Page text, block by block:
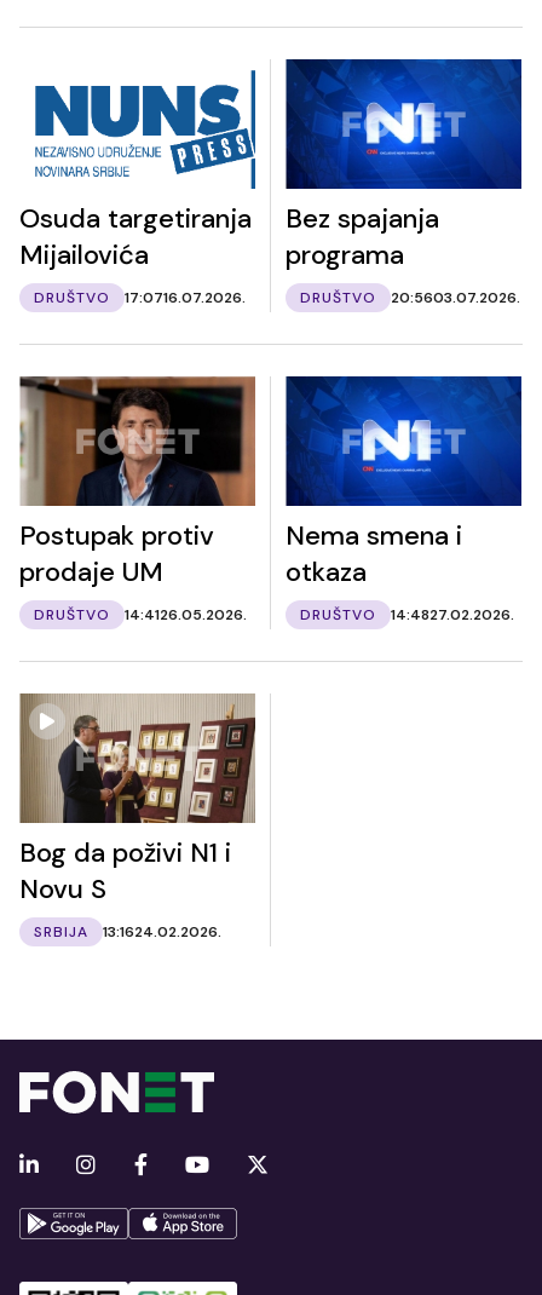
Osuda targetiranja
Mijailovića
DRUŠTVO 17:0716.07.2026.
Bez spajanja
programa
DRUŠTVO 20:5603.07.2026.
Postupak protiv
prodaje UM
DRUŠTVO 14:4126.05.2026.
Nema smena i
otkaza
DRUŠTVO 14:4827.02.2026.
Bog da poživi N1 i
Novu S
SRBIJA 13:1624.02.2026.